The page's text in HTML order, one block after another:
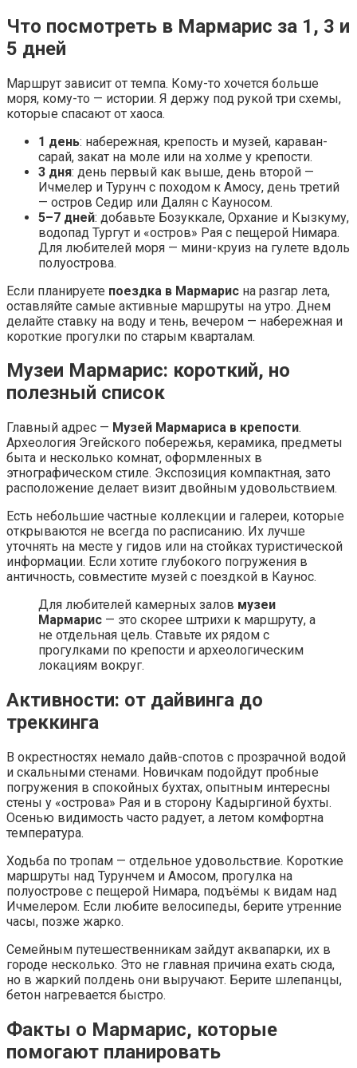
Что посмотреть в Мармарис за 1, 3 и
5 дней
Маршрут зависит от темпа. Кому-то хочется больше
моря, кому-то — истории. Я держу под рукой три схемы,
которые спасают от хаоса.
1 день: набережная, крепость и музей, караван-
сарай, закат на моле или на холме у крепости.
3 дня: день первый как выше, день второй —
Ичмелер и Турунч с походом к Амосу, день третий
— остров Седир или Далян с Кауносом.
5–7 дней: добавьте Бозуккале, Орхание и Кызкуму,
водопад Тургут и «остров» Рая с пещерой Нимара.
Для любителей моря — мини-круиз на гулете вдоль
полуострова.
Если планируете поездка в Мармарис на разгар лета,
оставляйте самые активные маршруты на утро. Днем
делайте ставку на воду и тень, вечером — набережная и
короткие прогулки по старым кварталам.
Музеи Мармарис: короткий, но
полезный список
Главный адрес — Музей Мармариса в крепости.
Археология Эгейского побережья, керамика, предметы
быта и несколько комнат, оформленных в
этнографическом стиле. Экспозиция компактная, зато
расположение делает визит двойным удовольствием.
Есть небольшие частные коллекции и галереи, которые
открываются не всегда по расписанию. Их лучше
уточнять на месте у гидов или на стойках туристической
информации. Если хотите глубокого погружения в
античность, совместите музей с поездкой в Каунос.
Для любителей камерных залов музеи
Мармарис — это скорее штрихи к маршруту, а
не отдельная цель. Ставьте их рядом с
прогулками по крепости и археологическим
локациям вокруг.
Активности: от дайвинга до
треккинга
В окрестностях немало дайв-спотов с прозрачной водой
и скальными стенами. Новичкам подойдут пробные
погружения в спокойных бухтах, опытным интересны
стены у «острова» Рая и в сторону Кадыргиной бухты.
Осенью видимость часто радует, а летом комфортна
температура.
Ходьба по тропам — отдельное удовольствие. Короткие
маршруты над Турунчем и Амосом, прогулка на
полуострове с пещерой Нимара, подъёмы к видам над
Ичмелером. Если любите велосипеды, берите утренние
часы, позже жарко.
Семейным путешественникам зайдут аквапарки, их в
городе несколько. Это не главная причина ехать сюда,
но в жаркий полдень они выручают. Берите шлепанцы,
бетон нагревается быстро.
Факты о Мармарис, которые
помогают планировать